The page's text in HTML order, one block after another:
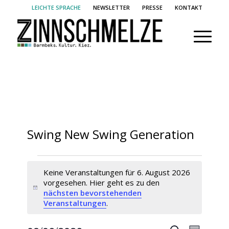
LEICHTE SPRACHE NEWSLETTER PRESSE KONTAKT
Swing New Swing Generation
für
6.
August
2026
Hinweis
Keine Veranstaltungen für 6. August 2026
vorgesehen. Hier geht es zu den
nächsten bevorstehenden
Veranstaltungen.